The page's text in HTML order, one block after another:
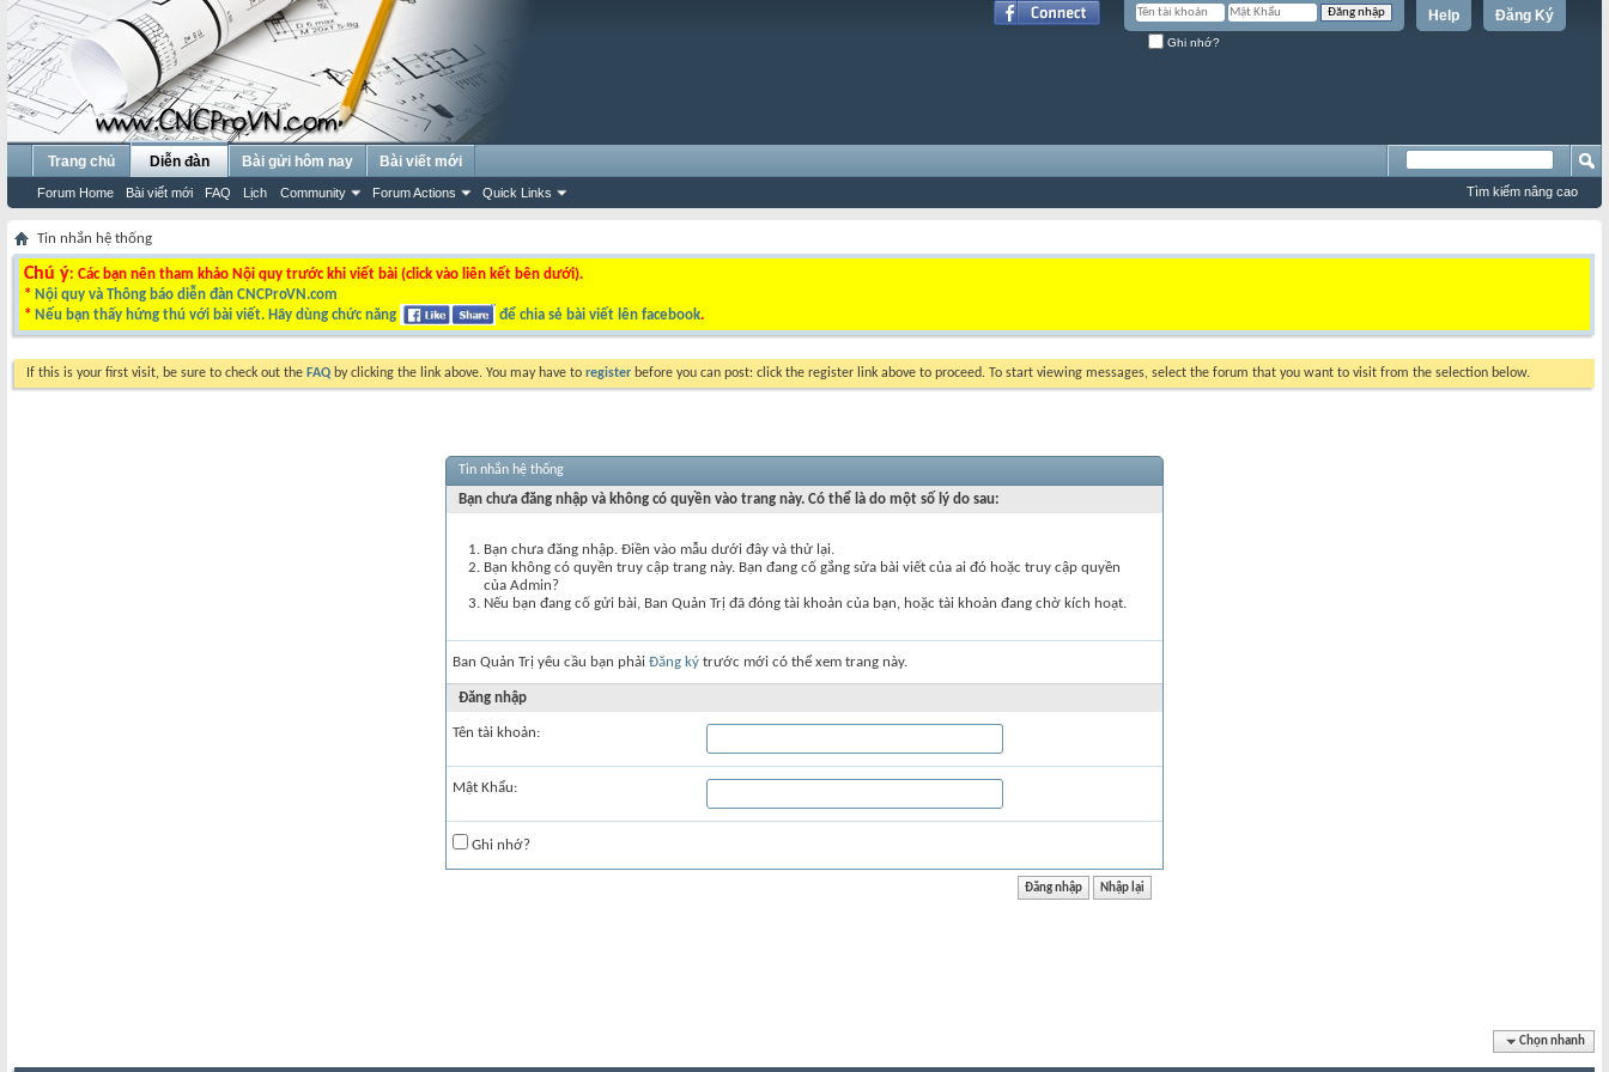
Đăng Ký
Help
Ghi nhớ?
Trang chủ Diễn đàn
Forum Home Bài viết mới FAQ Lịch Community Forum Actions Quick Links
Bài gửi hôm nay Bài viết mới
Tìm kiếm nâng cao
Tin nhắn hệ thống
Chú ý: Các bạn nên tham khảo Nội quy trước khi viết bài (click vào liên kết bên dưới).
* Nội quy và Thông báo diễn đàn CNCProVN.com
* Nếu bạn thấy hứng thú với bài viết. Hãy dùng chức năng để chia sẻ bài viết lên facebook.
If this is your first visit, be sure to check out the FAQ by clicking the link above. You may have to register before you can post: click the register link above to proceed. To start viewing messages, select the forum that you want to visit from the selection below.
Tin nhắn hệ thống
Bạn chưa đăng nhập và không có quyền vào trang này. Có thể là do một số lý do sau:
Bạn chưa đăng nhập. Điền vào mẫu dưới đây và thử lại.
Bạn không có quyền truy cập trang này. Bạn đang cố gắng sửa bài viết của ai đó hoặc truy cập quyền
của Admin?
Nếu bạn đang cố gửi bài, Ban Quản Trị đã đóng tài khoản của bạn, hoặc tài khoản đang chờ kích hoạt.
Ban Quản Trị yêu cầu bạn phải Đăng ký trước mới có thể xem trang này.
Đăng nhập
Tên tài khoản:
Mật Khẩu:
Ghi nhớ?
Chọn nhanh